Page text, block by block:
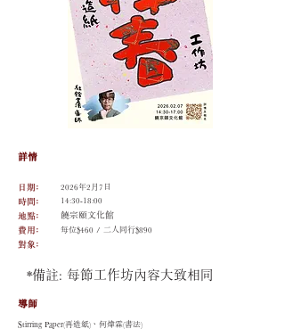
詳情
日期﹕
​時間﹕
​地點﹕
​費用﹕
​對象﹕
2026年2月7日
14:30-18:00
饒宗頤文化館
每位$460 / 二人同行$890
*備註: 每節工作坊內容大致相同
導師
Stirring Paper(再造紙)、何煒霖(書法)